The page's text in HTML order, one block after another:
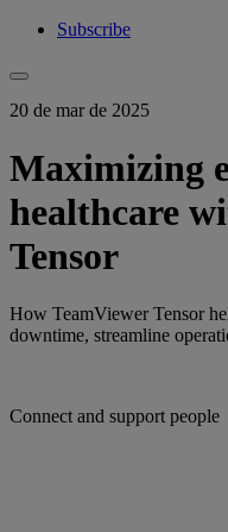
Subscribe
20 de mar de 2025
Maximizing
healthcare
Tensor
How TeamViewer Tensor
downtime, streamline
Connect and support people